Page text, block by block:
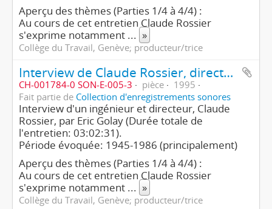
Aperçu des thèmes (Parties 1/4 à 4/4) :
Au cours de cet entretien Claude Rossier
s'exprime notamment ... »
Collège du Travail, Genève; producteur/trice
Interview de Claude Rossier, directeur (3ème partie/4)
CH-001784-0 SON-E-005-3 pièce
1995
Fait partie de Collection d'enregistrements sonores
Interview d'un ingénieur et directeur, Claude
Rossier, par Eric Golay (Durée totale de
l'entretien: 03:02:31).
Période évoquée: 1945-1986 (principalement)
Aperçu des thèmes (Parties 1/4 à 4/4) :
Au cours de cet entretien Claude Rossier
s'exprime notamment ... »
Collège du Travail, Genève; producteur/trice